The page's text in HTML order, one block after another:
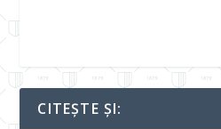
CITEȘTE ȘI: